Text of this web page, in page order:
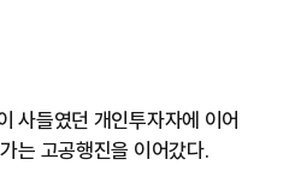
사들였던 개인투자자에 이어
는 고공행진을 이어갔다.